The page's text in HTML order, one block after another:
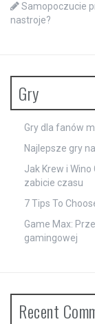
Samopoczucie
nastroje?
Gry
Gry dla fanów
Najlepsze gry
Jak Krew i
zabicie czasu
7 Tips To
Game Max:
gamingowej
Recent